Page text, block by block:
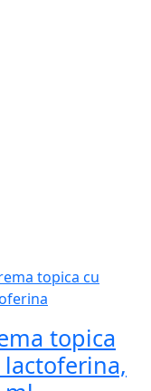
topica
lactoferina,